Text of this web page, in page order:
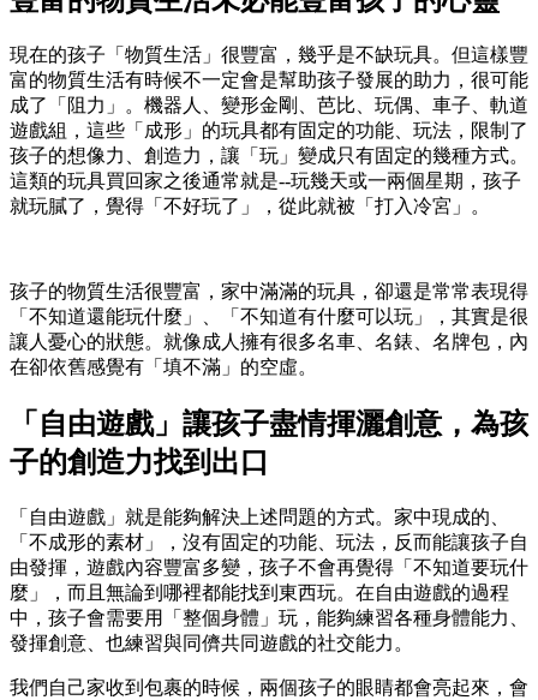
現在的孩子「物質生活」很豐富，幾乎是不缺玩具。但這樣豐
富的物質生活有時候不一定會是幫助孩子發展的助力，很可能
成了「阻力」。機器人、變形金剛、芭比、玩偶、車子、軌道
遊戲組，這些「成形」的玩具都有固定的功能、玩法，限制了
孩子的想像力、創造力，讓「玩」變成只有固定的幾種方式。
這類的玩具買回家之後通常就是--玩幾天或一兩個星期，孩子
就玩膩了，覺得「不好玩了」，從此就被「打入冷宮」。
孩子的物質生活很豐富，家中滿滿的玩具，卻還是常常表現得
「不知道還能玩什麼」、「不知道有什麼可以玩」，其實是很
讓人憂心的狀態。就像成人擁有很多名車、名錶、名牌包，內
在卻依舊感覺有「填不滿」的空虛。
「自由遊戲」讓孩子盡情揮灑創意，為孩
子的創造力找到出口
「自由遊戲」就是能夠解決上述問題的方式。家中現成的、
「不成形的素材」，沒有固定的功能、玩法，反而能讓孩子自
由發揮，遊戲內容豐富多變，孩子不會再覺得「不知道要玩什
麼」，而且無論到哪裡都能找到東西玩。在自由遊戲的過程
中，孩子會需要用「整個身體」玩，能夠練習各種身體能力、
發揮創意、也練習與同儕共同遊戲的社交能力。
我們自己家收到包裹的時候，兩個孩子的眼睛都會亮起來，會